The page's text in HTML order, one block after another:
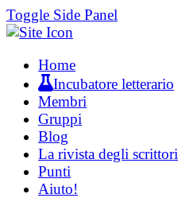
Toggle Side Panel
Home
Incubatore letterario
Membri
Gruppi
Blog
La rivista degli scrittori
Punti
Aiuto!